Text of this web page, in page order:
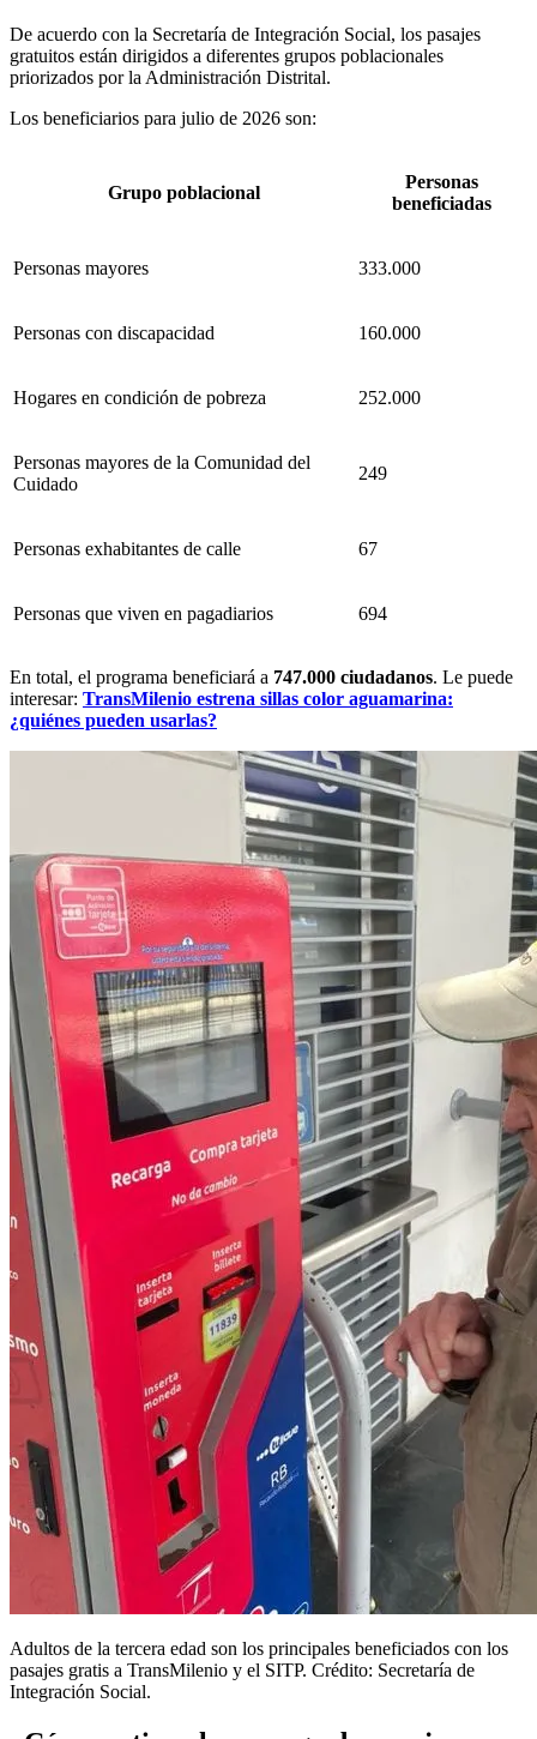
De acuerdo con la Secretaría de Integración Social, los pasajes
gratuitos están dirigidos a diferentes grupos poblacionales
priorizados por la Administración Distrital.
Los beneficiarios para julio de 2026 son:
Grupo poblacional
Personas
beneficiadas
Personas mayores 333.000
Personas con discapacidad 160.000
Hogares en condición de pobreza 252.000
Personas mayores de la Comunidad del
Cuidado
249
Personas exhabitantes de calle 67
Personas que viven en pagadiarios 694
En total, el programa beneficiará a 747.000 ciudadanos. Le puede
interesar: TransMilenio estrena sillas color aguamarina:
¿quiénes pueden usarlas?
Adultos de la tercera edad son los principales beneficiados con los
pasajes gratis a TransMilenio y el SITP. Crédito: Secretaría de
Integración Social.